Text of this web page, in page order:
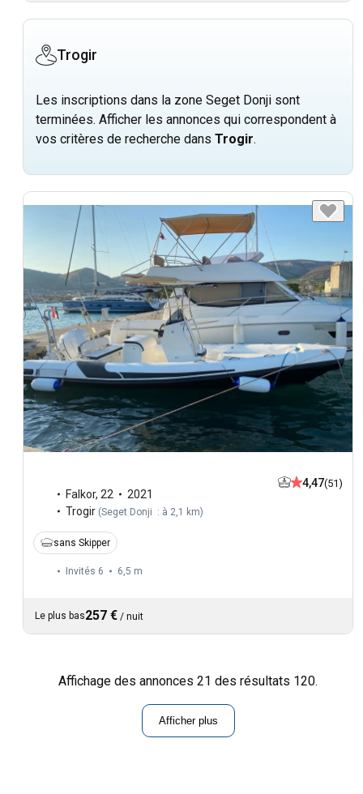
Trogir
Les inscriptions dans la zone Seget Donji sont
terminées. Afficher les annonces qui correspondent à
vos critères de recherche dans Trogir.
Falkor, 22
2021
Trogir (Seget Donji : à 2,1 km)
4,47(51)
sans Skipper
Invités 6 6,5 m
Le plus bas257 € / nuit
Affichage des annonces 21 des résultats 120.
Afficher plus